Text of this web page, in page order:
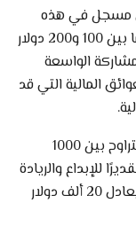
مسجل في هذه
الدورة من قسائم دعم مالي تتراوح قيمتها ما بين 100 و200 دولار
الواسعة
المالية التي قد
كما تتضمن المسابقة تخصيص جوائز مالية تتراوح بين 1000
للإبداع والريادة
التقنية، ليصل مجموع الجوائز الموزعة إلى ما يعادل 20 ألف دولار